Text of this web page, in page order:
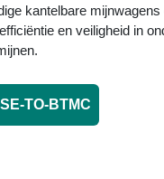
kantelbare
en veiligheid in
SE-TO-BTMC